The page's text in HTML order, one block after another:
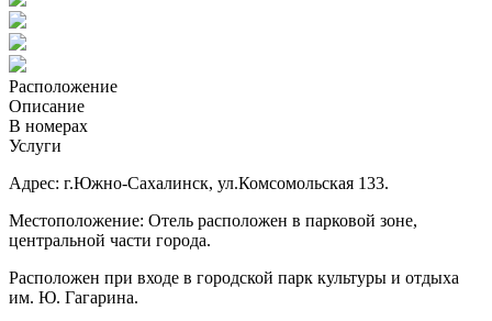
Расположение
Описание
В номерах
Услуги
Адрес: г.Южно-Сахалинск, ул.Комсомольская 133.
Местоположение: Отель расположен в парковой зоне,
центральной части города.
Расположен при входе в городской парк культуры и отдыха
им. Ю. Гагарина.